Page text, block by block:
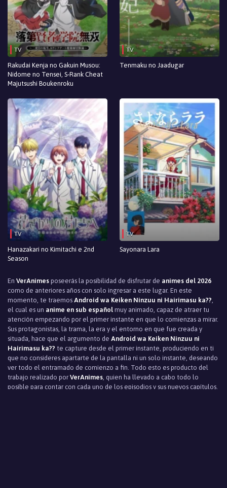
TV
Rakudai Kenja no Gakuin Musou:
Nidome no Tensei, S-Rank Cheat
Majutsushi Boukenroku
TV
Tenmaku no Jaadugar
TV
Hanazakari no Kimitachi e 2nd
Season
TV
Sayonara Lara
En VerAnimes poseerás la posibilidad de disfrutar de animes del 2026
como de anteriores años con solo ingresar a este lugar. En este
momento, te traemos Android wa Keiken Ninzuu ni Hairimasu ka??
el cual es un anime en sub español muy animado, capaz de atraer tu
atención empezando por el primer instante en que lo comienzas a mirar.
Sus protagonistas, la trama, la era y el entorno en que fue creada y
situada, hace que el argumento de Android wa Keiken Ninzuu ni
Hairimasu ka?? te capture desde el primer instante, produciendo en ti
que no consideres apartarte de la pantalla ni un solo instante, deseando
ver todo el entramado de comienzo a fin. Todo esto es producto del
trabajo realizado por VerAnimes , quien ha llevado a cabo todo lo
posible para contar con cada uno de los episodios y sus nuevos capítulos,